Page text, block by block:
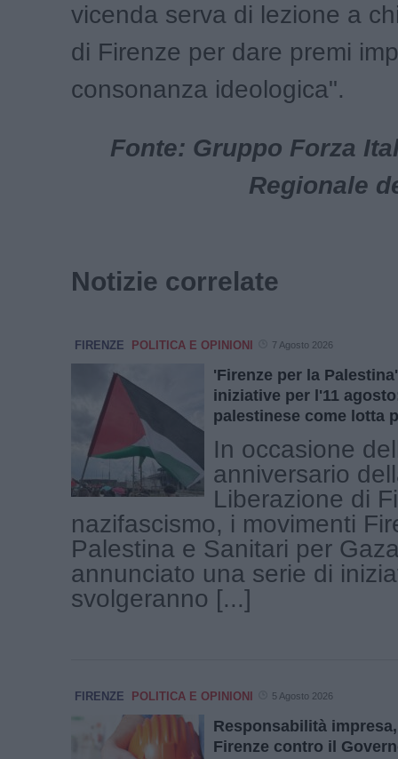
vicenda serva di lezione a
di Firenze per dare premi
consonanza ideologica".
Fonte: Gruppo Forza
Regionale
Notizie correlate
FIRENZE POLITICA E OPINIONI 7 Agosto 2026
'Firenze per la
iniziative per l'11
palestinese come lotta
In occasione
anniversario
Liberazione di
nazifascismo, i movimenti
Palestina e Sanitari per
annunciato una serie di
svolgeranno [...]
FIRENZE POLITICA E OPINIONI 5 Agosto 2026
Responsabilità
Firenze contro il